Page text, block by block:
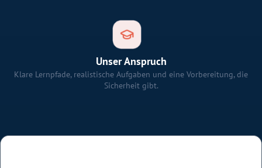
Unser Anspruch
Klare Lernpfade, realistische Aufgaben und eine Vorbereitung, die
Sicherheit gibt.